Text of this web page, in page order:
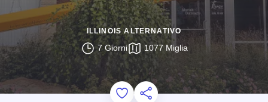
ILLINOIS ALTERNATIVO
7 Giorni 1077 Miglia
Add to Favorites
Condividi questa pagina